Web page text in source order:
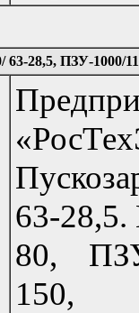
28,5, ПЗУ-1000/
63-
80,